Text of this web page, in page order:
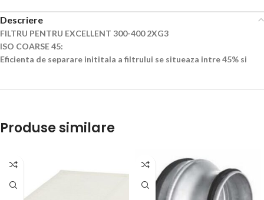
Descriere
FILTRU PENTRU EXCELLENT 300-400 2XG3
ISO COARSE 45:
Eficienta de separare inititala a filtrului se situeaza intre 45% si
Produse similare